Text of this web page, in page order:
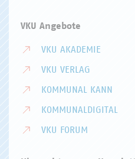
VKU Angebote
VKU AKADEMIE
VKU VERLAG
KOMMUNAL KANN
KOMMUNALDIGITAL
VKU FORUM